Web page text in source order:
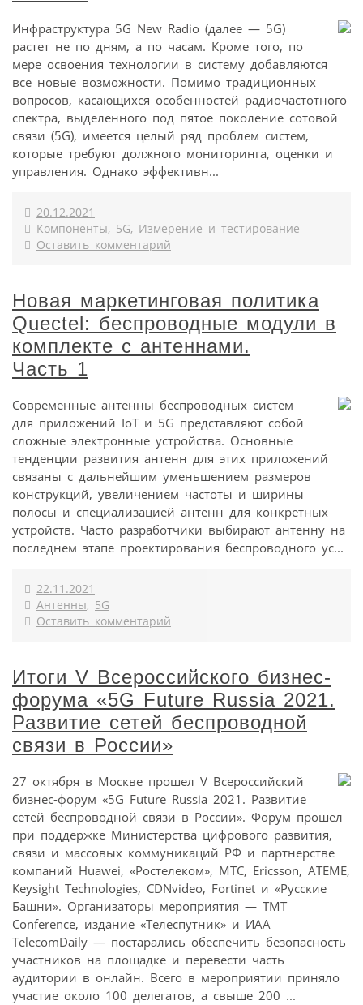
Инфраструктура 5G New Radio (далее — 5G)
растет не по дням, а по часам. Кроме того, по
мере освоения технологии в систему добавляются
все новые возможности. Помимо традиционных
вопросов, касающихся особенностей радиочастотного
спектра, выделенного под пятое поколение сотовой
связи (5G), имеется целый ряд проблем систем,
которые требуют должного мониторинга, оценки и
управления. Однако эффективн...
20.12.2021
Компоненты, 5G, Измерение и тестирование
Оставить комментарий
Новая маркетинговая политика
Quectel: беспроводные модули в
комплекте с антеннами.
Часть 1
Современные антенны беспроводных систем
для приложений IoT и 5G представляют собой
сложные электронные устройства. Основные
тенденции развития антенн для этих приложений
связаны с дальнейшим уменьшением размеров
конструкций, увеличением частоты и ширины
полосы и специализацией антенн для конкретных
устройств. Часто разработчики выбирают антенну на
последнем этапе проектирования беспроводного ус...
22.11.2021
Антенны, 5G
Оставить комментарий
Итоги V Всероссийского бизнес-
форума «5G Future Russia 2021.
Развитие сетей беспроводной
связи в России»
27 октября в Москве прошел V Всероссийский
бизнес-форум «5G Future Russia 2021. Развитие
сетей беспроводной связи в России». Форум прошел
при поддержке Министерства цифрового развития,
связи и массовых коммуникаций РФ и партнерстве
компаний Huawei, «Ростелеком», МТС, Ericsson, ATEME,
Keysight Technologies, CDNvideo, Fortinet и «Русские
Башни». Организаторы мероприятия — TMT
Conference, издание «Телеспутник» и ИАА
TelecomDaily — постарались обеспечить безопасность
участников на площадке и перевести часть
аудитории в онлайн. Всего в мероприятии приняло
участие около 100 делегатов, а свыше 200 ...